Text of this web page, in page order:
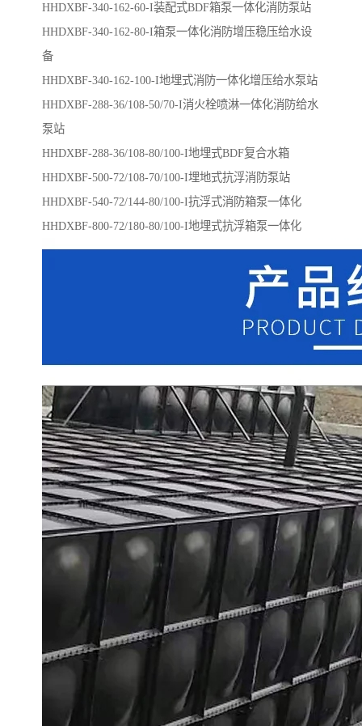
HHDXBF-340-162-60-I装配式BDF箱泵一体化消防泵站
HHDXBF-340-162-80-I箱泵一体化消防增压稳压给水设
备
HHDXBF-340-162-100-I地埋式消防一体化增压给水泵站
HHDXBF-288-36/108-50/70-I消火栓喷淋一体化消防给水
泵站
HHDXBF-288-36/108-80/100-I​地埋式BDF复合水箱
HHDXBF-500-72/108-70/100-I​埋地式抗浮消防泵站
HHDXBF-540-72/144-80/100-I​抗浮式消防箱泵一体化
HHDXBF-800-72/180-80/100-I地埋式抗浮箱泵一体化